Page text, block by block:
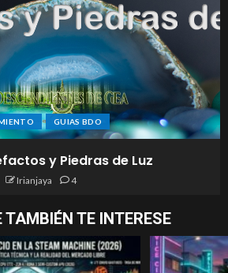
GUIAS BDO
y Piedras de Luz
Irianjaya 4
TAMBIÉN TE INTERESE